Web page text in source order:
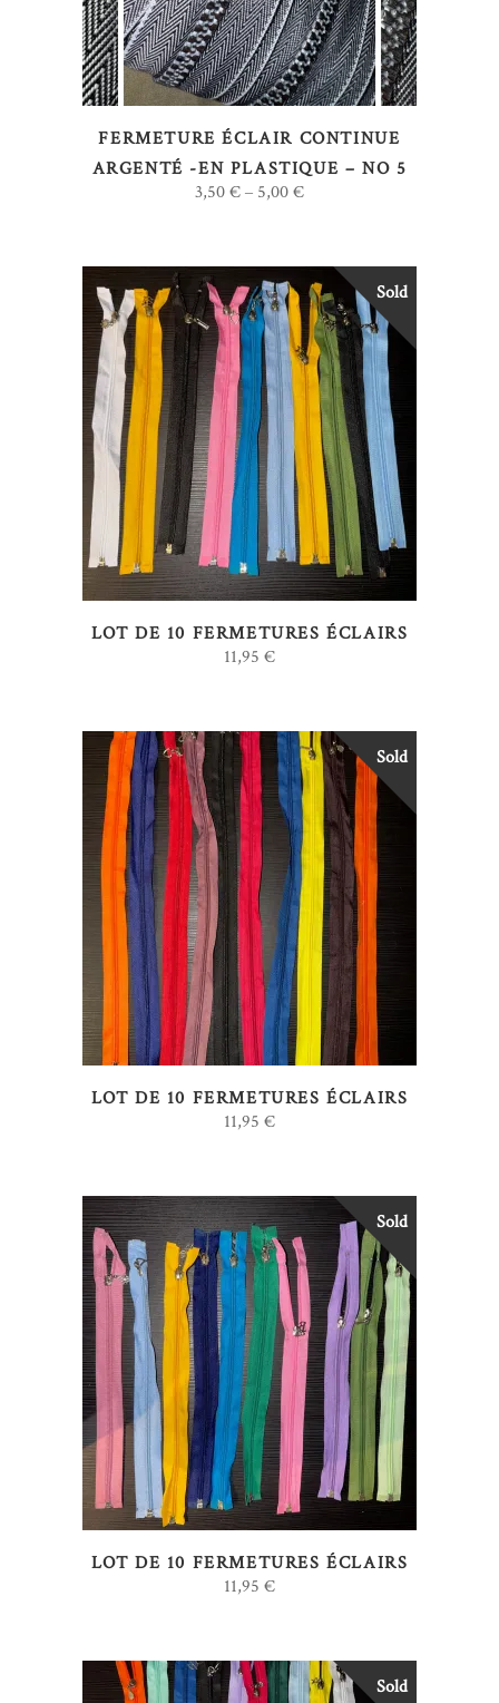
plusieurs
variations.
Les
options
peuvent
être
page
du
produit
FERMETURE ÉCLAIR CONTINUE
ARGENTÉ -EN PLASTIQUE – NO 5
3,50€ – 5,00€
Sold
LIRE LA SUITE
LOT DE 10 FERMETURES ÉCLAIRS
11,95 €
Sold
LIRE LA SUITE
LOT DE 10 FERMETURES ÉCLAIRS
11,95 €
Sold
LIRE LA SUITE
LOT DE 10 FERMETURES ÉCLAIRS
11,95 €
Sold